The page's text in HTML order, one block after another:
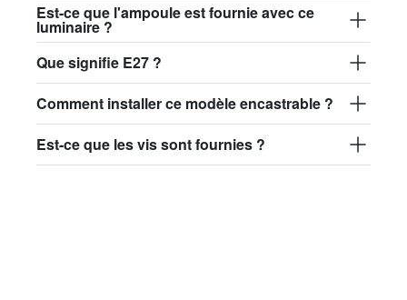
Est-ce que l'ampoule est fournie avec ce
luminaire ?
Que signifie E27 ?
Comment installer ce modèle encastrable ?
Est-ce que les vis sont fournies ?